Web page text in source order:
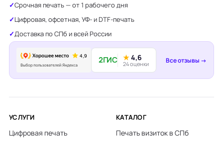
Срочная печать — от 1 рабочего дня
Цифровая, офсетная, УФ- и DTF-печать
Доставка по СПб и всей России
2ГИС ★4,6
24 оценки Все отзывы →
УСЛУГИ
Цифровая печать
КАТАЛОГ
Печать визиток в СПб